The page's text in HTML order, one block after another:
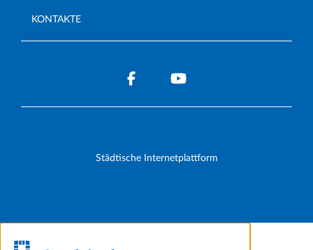
KONTAKTE
Städtische Internetplattform